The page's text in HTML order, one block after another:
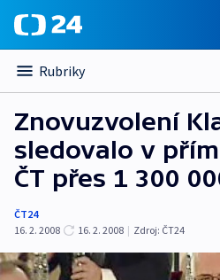
Rubriky
Znovuzvolení
sledovalo v
ČT přes 1 300
ČT24
16. 2. 2008
16. 2. 2008 | Zdroj: ČT24